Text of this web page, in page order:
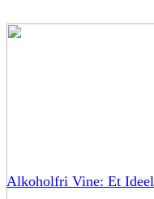
Alkoholfri Vine: Et